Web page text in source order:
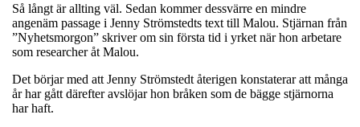
Så långt är allting väl. Sedan kommer dessvärre en mindre
angenäm passage i Jenny Strömstedts text till Malou. Stjärnan från
”Nyhetsmorgon” skriver om sin första tid i yrket när hon arbetare
som researcher åt Malou.
Det börjar med att Jenny Strömstedt återigen konstaterar att många
år har gått därefter avslöjar hon bråken som de bägge stjärnorna
har haft.